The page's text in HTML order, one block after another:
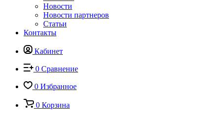
Новости
Новости партнеров
Статьи
Контакты
Кабинет
0 Сравнение
0 Избранное
0 Корзина